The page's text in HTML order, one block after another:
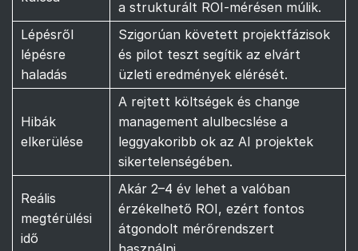
a strukturált ROI-mérésen múlik.
Lépésről
lépésre
haladás
Szigorúan követett projektfázisok
és pilot teszt segítik az elvárt
üzleti eredmények elérését.
Hibák
elkerülése
A rejtett költségek és change
management alulbecslése a
leggyakoribb ok az AI projektek
sikertelenségében.
Reális
megtérülési
idő
Akár 2–4 év lehet a valóban
érzékelhető ROI, ezért fontos
átgondolt mérőrendszert